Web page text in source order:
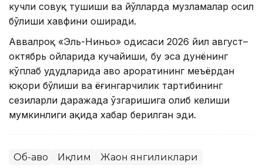
кучли совуқ тушиши ва йўлларда музламалар ҳосил
бўлиши хавфини оширади.
Аввалроқ «Эль-Ниньо» ҳодисаси 2026 йил август–
октябрь ойларида кучайиши, бу эса дунёнинг
кўплаб ҳудудларида ҳаво ҳароратининг меъёрдан
юқори бўлиши ва ёғингарчилик тартибининг
сезиларли даражада ўзгаришига олиб келиши
мумкинлиги ҳақида хабар берилган эди.
Об-ҳаво Иқлим Жаҳон янгиликлари